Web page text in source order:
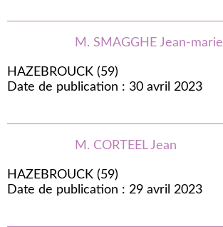
M. SMAGGHE Jean-marie
HAZEBROUCK (59)
Date de publication : 30 avril 2023
M. CORTEEL Jean
HAZEBROUCK (59)
Date de publication : 29 avril 2023